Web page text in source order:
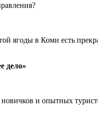
ягоды в Коми есть
дело»
и опытных